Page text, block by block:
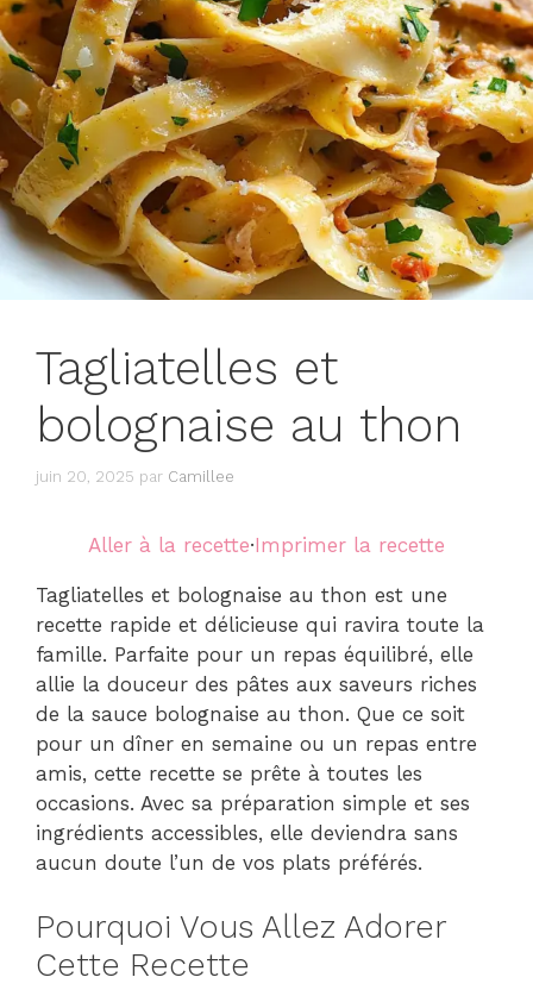
Tagliatelles et
bolognaise au thon
juin 20, 2025 par Camillee
Aller à la recette·Imprimer la recette
Tagliatelles et bolognaise au thon est une
recette rapide et délicieuse qui ravira toute la
famille. Parfaite pour un repas équilibré, elle
allie la douceur des pâtes aux saveurs riches
de la sauce bolognaise au thon. Que ce soit
pour un dîner en semaine ou un repas entre
amis, cette recette se prête à toutes les
occasions. Avec sa préparation simple et ses
ingrédients accessibles, elle deviendra sans
aucun doute l’un de vos plats préférés.
Pourquoi Vous Allez Adorer
Cette Recette